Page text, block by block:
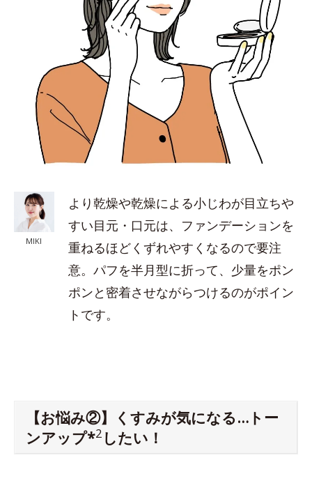
MIKI
より乾燥や乾燥による小じわが目立ちや
すい目元・口元は、ファンデーションを
重ねるほどくずれやすくなるので要注
意。パフを半月型に折って、少量をポン
ポンと密着させながらつけるのがポイン
トです。
【お悩み②】くすみが気になる…トー
ンアップ*2 したい！